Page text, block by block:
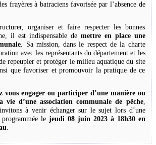
frayères à batraciens favorisée par l’absence de
organiser et faire respecter les bonnes
il est indispensable de mettre en place une
. Sa mission, dans le respect de la charte
avec les représentants du département et les
repeupler et protéger le milieu aquatique du site
que favoriser et promouvoir la pratique de ce
vous engager ou participer d’une manière ou
vie d’une association communale de pêche,
à venir échanger sur le sujet lors d’une
le jeudi 08 juin 2023 à 18h30 en
.